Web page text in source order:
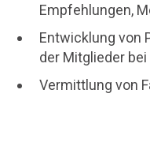
Empfehlungen,
Entwicklung von
der Mitglieder
Vermittlung von